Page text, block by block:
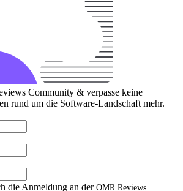
Community & verpasse keine
rund um die Software-Landschaft mehr.
die Anmeldung an der OMR Reviews